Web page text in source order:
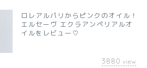
ロレアルパリからピンクのオイル！
エルセーヴ エクラアンペリアルオ
イルをレビュー♡
3880 view